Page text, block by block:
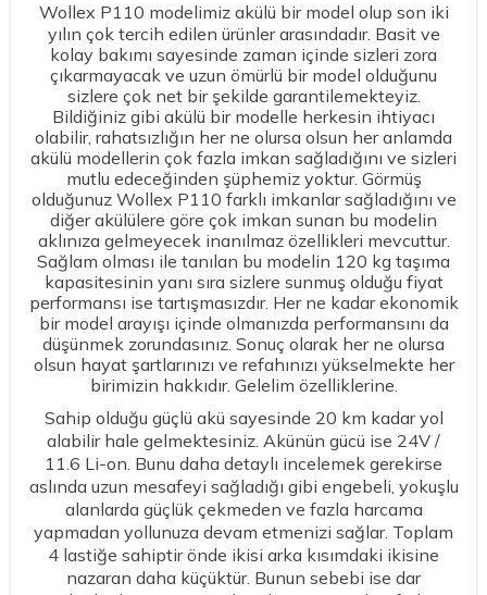
Wollex P110 modelimiz akülü bir model olup son iki
yılın çok tercih edilen ürünler arasındadır. Basit ve
kolay bakımı sayesinde zaman içinde sizleri zora
çıkarmayacak ve uzun ömürlü bir model olduğunu
sizlere çok net bir şekilde garantilemekteyiz.
Bildiğiniz gibi akülü bir modelle herkesin ihtiyacı
olabilir, rahatsızlığın her ne olursa olsun her anlamda
akülü modellerin çok fazla imkan sağladığını ve sizleri
mutlu edeceğinden şüphemiz yoktur. Görmüş
olduğunuz Wollex P110 farklı imkanlar sağladığını ve
diğer akülülere göre çok imkan sunan bu modelin
aklınıza gelmeyecek inanılmaz özellikleri mevcuttur.
Sağlam olması ile tanılan bu modelin 120 kg taşıma
kapasitesinin yanı sıra sizlere sunmuş olduğu fiyat
performansı ise tartışmasızdır. Her ne kadar ekonomik
bir model arayışı içinde olmanızda performansını da
düşünmek zorundasınız. Sonuç olarak her ne olursa
olsun hayat şartlarınızı ve refahınızı yükselmekte her
birimizin hakkıdır. Gelelim özelliklerine.
Sahip olduğu güçlü akü sayesinde 20 km kadar yol
alabilir hale gelmektesiniz. Akünün gücü ise 24V /
11.6 Li-on. Bunu daha detaylı incelemek gerekirse
aslında uzun mesafeyi sağladığı gibi engebeli, yokuşlu
alanlarda güçlük çekmeden ve fazla harcama
yapmadan yollunuza devam etmenizi sağlar. Toplam
4 lastiğe sahiptir önde ikisi arka kısımdaki ikisine
nazaran daha küçüktür. Bunun sebebi ise dar